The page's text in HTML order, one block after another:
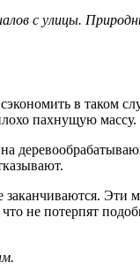
с улицы.
в таком
пахнущую
не потерпят